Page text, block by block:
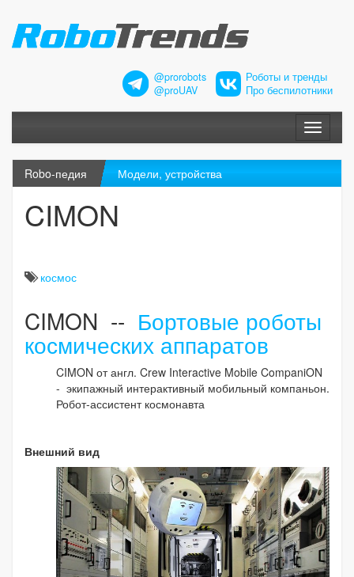
@prorobots
@proUAV
Роботы и тренды
Про беспилотники
Меню
Robo-педия Модели, устройства
CIMON
космос
CIMON -- Бортовые роботы
космических аппаратов
CIMON от англ. Crew Interactive Mobile CompaniON
- экипажный интерактивный мобильный компаньон.
Робот-ассистент космонавта
Внешний вид